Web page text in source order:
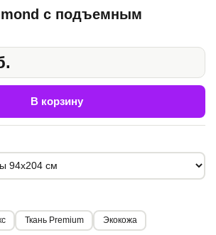
с подъемным
В корзину
Ткань Premium Экокожа